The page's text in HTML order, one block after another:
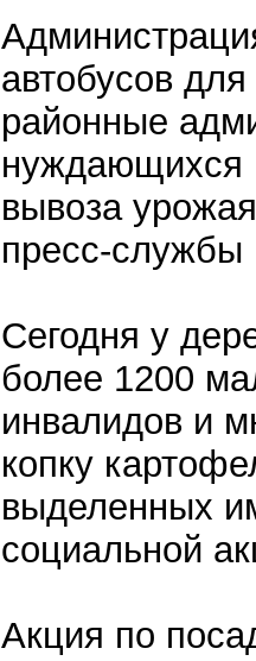
автобусов
районные
нуждающихся
вывоза
пресс-службы
Сегодня у
более 1200
инвалидов и
копку
выделенных
социальной
Акция по